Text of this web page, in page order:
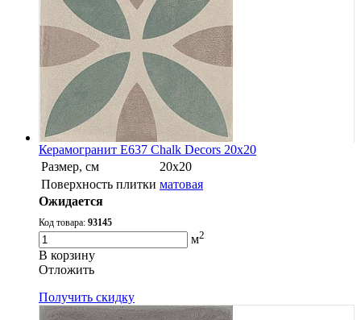
Керамогранит E637 Chalk Decors 20x20
Размер, см
20х20
Поверхность плитки матовая
Ожидается
Код товара: 93145
м2
В корзину
Oтложить
Получить скидку